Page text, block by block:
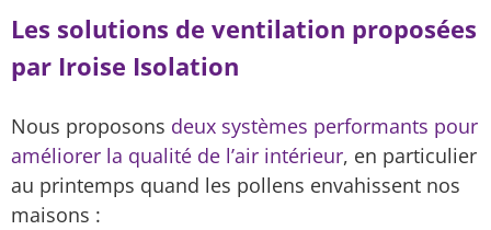
Les solutions de ventilation proposées
par Iroise Isolation
Nous proposons deux systèmes performants pour
améliorer la qualité de l’air intérieur, en particulier
au printemps quand les pollens envahissent nos
maisons :